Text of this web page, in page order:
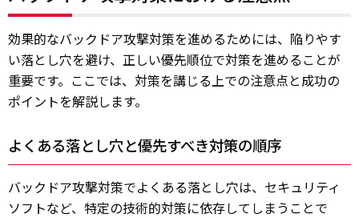
効果的なバックドア攻撃対策を進めるためには、陥りやす
い落とし穴を避け、正しい優先順位で対策を進めることが
重要です。ここでは、対策を講じる上での注意点と成功の
ポイントを解説します。
よくある落とし穴と優先すべき対策の順序
バックドア攻撃対策でよくある落とし穴は、セキュリティ
ソフトなど、特定の技術的対策に依存してしまうことで